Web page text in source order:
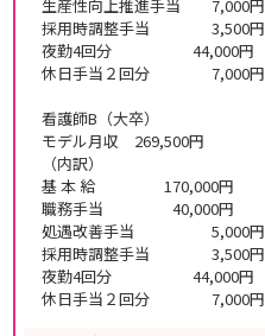
生産性向上推進手当 7,000円
採用時調整手当 3,500円
夜勤4回分 44,000円
休日手当２回分 7,000円
看護師B（大卒）
モデル月収 269,500円
（内訳）
基 本 給 170,000円
職務手当 40,000円
処遇改善手当 5,000円
採用時調整手当 3,500円
夜勤4回分 44,000円
休日手当２回分 7,000円